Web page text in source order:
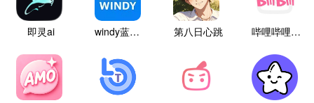
即灵ai windy蓝色气象 第八日心跳 哔哩哔哩白色版